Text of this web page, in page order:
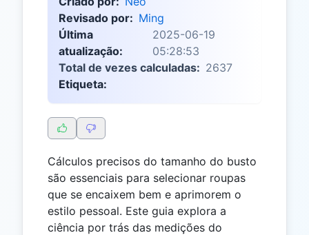
Revisado por: Ming
Última
atualização:
2025-06-19
05:28:53
Total de vezes calculadas: 2637
Etiqueta:
Cálculos precisos do tamanho do busto
são essenciais para selecionar roupas
que se encaixem bem e aprimorem o
estilo pessoal. Este guia explora a
ciência por trás das medições do